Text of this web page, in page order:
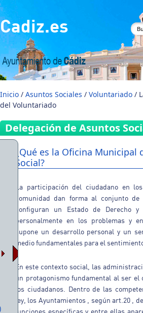
Pasar al contenido principal
Cadiz.es
Inicio / Asuntos Sociales / Voluntariado /
del Voluntariado
Delegación de Asuntos
¿Qué es la Oficina
Social?
La participación del ciudadano en
comunidad dan forma al conjunto
configuran un Estado de Derecho y
personalmente en los problemas y
supone un desarrollo personal y un
medio fundamentales para el
En este contexto social, las
un protagonismo fundamental al ser el
los ciudadanos. Dentro de las
ley, los Ayuntamientos , según art.20 ,
funciones específicas y entre ellas